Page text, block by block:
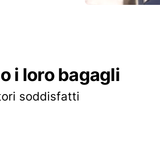
i loro bagagli
soddisfatti